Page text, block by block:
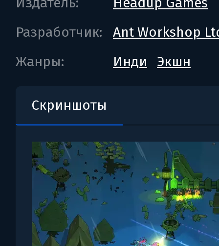
Разработчик:
Ant Workshop
Жанры:
Инди Экшн
Скриншоты